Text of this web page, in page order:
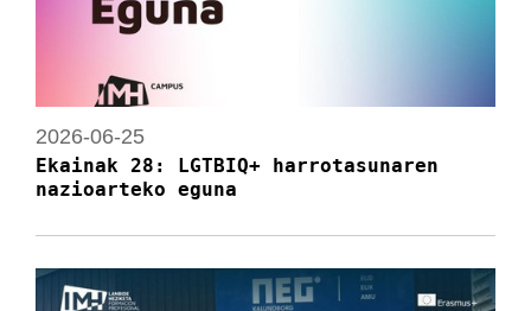
2026-06-25
Ekainak 28: LGTBIQ+ harrotasunaren
nazioarteko eguna